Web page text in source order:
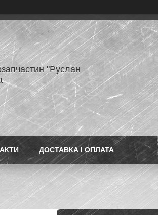
"Руслан
ДОСТАВКА І ОПЛАТА